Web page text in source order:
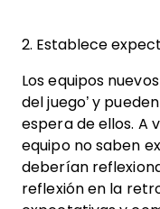
2. Establece
Los equipos
del juego’ y
espera de ellos. A
equipo no saben
deberían
reflexión en la